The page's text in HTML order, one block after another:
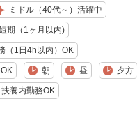
ミドル（40代～）活躍中
期（1ヶ月以内)
（1日4h以内）OK
朝 昼 夕方
扶養内勤務OK